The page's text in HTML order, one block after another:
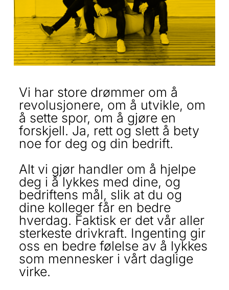
Vi har store drømmer om å
revolusjonere, om å utvikle, om
å sette spor, om å gjøre en
forskjell. Ja, rett og slett å bety
noe for deg og din bedrift.
Alt vi gjør handler om å hjelpe
deg i å lykkes med dine, og
bedriftens mål, slik at du og
dine kolleger får en bedre
hverdag. Faktisk er det vår aller
sterkeste drivkraft. Ingenting gir
oss en bedre følelse av å lykkes
som mennesker i vårt daglige
virke.